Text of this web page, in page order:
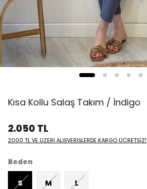
Kısa Kollu Salaş Takım / İndigo
2.050 TL
2000 TL VE ÜZERİ ALIŞVERİŞLERDE KARGO ÜCRETSİZ!
Beden
S M L